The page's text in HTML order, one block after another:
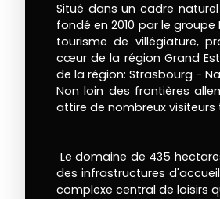
Situé dans un cadre
fondé en 2010 par le groupe
tourisme de villégiature,
cœur de la région Grand
de la région: Strasbourg -
Non loin des frontières
attire de nombreux
Le domaine de 435
des infrastructures
complexe central de loisirs